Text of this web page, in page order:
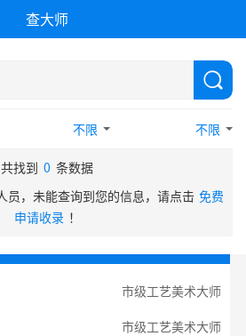
查大师
不限 不限
共找到 0 条数据
员，未能查询到您的信息，请点击 免费
申请收录 ！
市级工艺美术大师
市级工艺美术大师